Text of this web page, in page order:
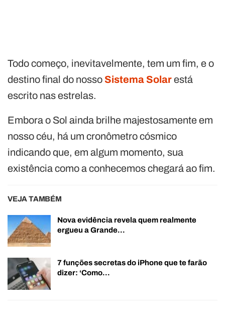
Todo começo, inevitavelmente, tem um fim, e o
destino final do nosso Sistema Solarestá
escrito nas estrelas.
Embora o Sol ainda brilhe majestosamente em
nosso céu, há um cronômetro cósmico
indicando que, em algum momento, sua
existência como a conhecemos chegará ao fim.
VEJA TAMBÉM
Nova evidência revela quem realmente
ergueu a Grande…
7 funções secretas do iPhone que te farão
dizer: ‘Como…